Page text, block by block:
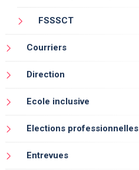
FSSSCT
Courriers
Direction
Ecole inclusive
Elections professionnelles
Entrevues